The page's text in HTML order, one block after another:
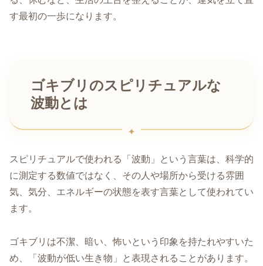
す最初の一歩になります。
ゴキブリのスピリチュアルな
波動とは
スピリチュアルで使われる「波動」という言葉は、科学的
に測定する数値ではなく、その人や場所から受ける雰囲
気、気分、エネルギーの状態を表す言葉として使われてい
ます。
ゴキブリは不潔、暗い、怖いという印象を持たれやすいた
め、「波動が低い生き物」と表現されることがあります。